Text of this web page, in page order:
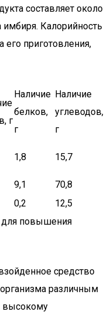
составляет около
Калорийность
его приготовления,
г
Наличие
белков,
г
Наличие
углеводов,
г
1,8 15,7
9,1
70,8
0,2
12,5
для повышения
средство
различным
высокому